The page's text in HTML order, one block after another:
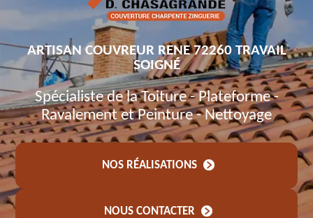
ARTISAN COUVREUR RENE 72260 TRAVAIL
SOIGNÉ
Spécialiste de la Toiture - Plateforme -
Ravalement et Peinture - Nettoyage
NOS RÉALISATIONS
NOUS CONTACTER